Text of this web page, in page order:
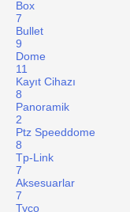
Box
7
Bullet
9
Dome
11
Kayıt Cihazı
8
Panoramik
2
Ptz Speeddome
8
Tp-Link
7
Aksesuarlar
7
Tyco